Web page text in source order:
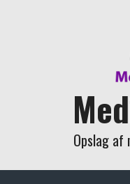
Opslag af